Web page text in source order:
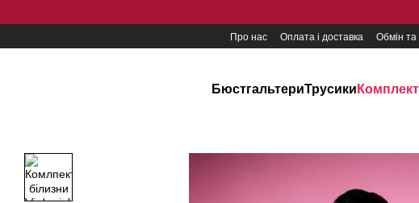
Про нас Оплата і доставка Обмін
БюстгальтериТрусики